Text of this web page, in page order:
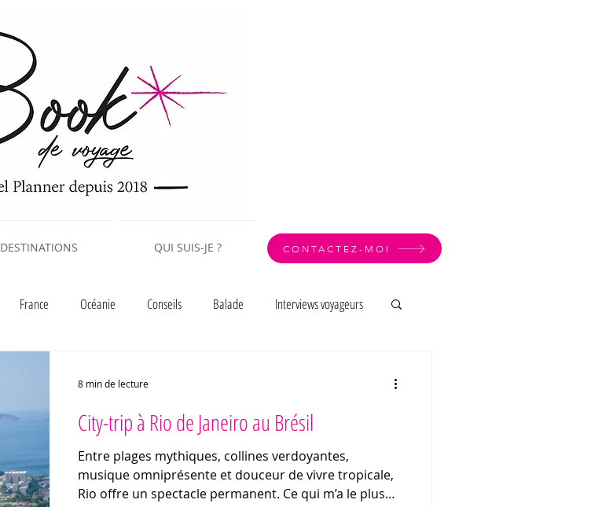
DESTINATIONS QUI SUIS-JE ? CONTACTEZ-MOI
France Océanie Conseils Balade Interviews voyageurs
City-trip à Rio de Janeiro au Brésil
Entre plages mythiques, collines verdoyantes,
musique omniprésente et douceur de vivre tropicale,
Rio offre un spectacle permanent. Ce qui m’a le plus
8 min de lecture